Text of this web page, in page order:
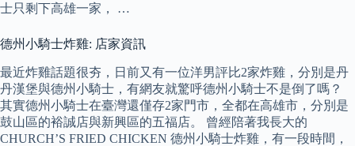
士只剩下高雄一家， …
德州小騎士炸雞: 店家資訊
最近炸雞話題很夯，日前又有一位洋男評比2家炸雞，分別是丹
丹漢堡與德州小騎士，有網友就驚呼德州小騎士不是倒了嗎？
其實德州小騎士在臺灣還僅存2家門市，全都在高雄市，分別是
鼓山區的裕誠店與新興區的五福店。 曾經陪著我長大的
CHURCH’S FRIED CHICKEN 德州小騎士炸雞，有一段時間，